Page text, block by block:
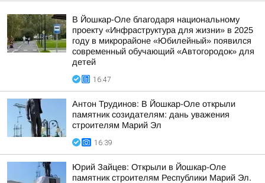
В Йошкар-Оле благодаря национальному
проекту «Инфраструктура для жизни» в 2025
году в микрорайоне «Юбилейный» появился
современный обучающий «Автогородок» для
детей
16:47
Антон Трудинов: В Йошкар-Оле открыли
памятник созидателям: дань уважения
строителям Марий Эл
16:39
Юрий Зайцев: Открыли в Йошкар-Оле
памятник строителям Республики Марий Эл.